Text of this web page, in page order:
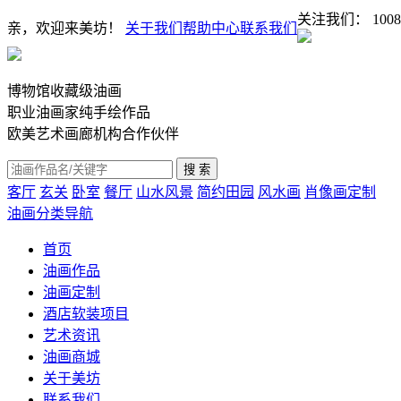
亲，欢迎来美坊！ 关于我们 帮助中心联系我们
关注我们：
博物馆收藏级油画
职业油画家纯手绘作品
欧美艺术画廊机构合作伙伴
客厅 玄关 卧室 餐厅 山水风景 简约田园 风水画 肖像画定制
油画分类导航
首页
油画作品
油画定制
酒店软装项目
艺术资讯
油画商城
关于美坊